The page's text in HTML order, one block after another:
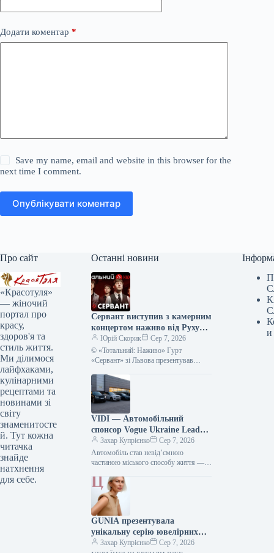
Додати коментар *
Save my name, email and website in this browser for the
next time I comment.
Опублікувати коментар
Про сайт
«Красотуля»
— жіночий
портал про
красу,
здоров'я та
стиль життя.
Ми ділимося
лайфхаками,
кулінарними
рецептами та
новинами зі
світу
знаменитосте
й. Тут кожна
читачка
знайде
натхнення
для себе.
Останні новини
Сервант виступив з камерним
концертом наживо від Руху
опору ССО – фото, відео
Юрій Скорик
Сер 7, 2026
© «Тотальний: Наживо» Гурт
«Сервант» зі Львова презентував
«Тотальний: Наживо». Запис був
створений на підтримку…
VIDI — Автомобільний
спонсор Vogue Ukraine Leaders
Gala: Які автівки будуть
представлені на події
Захар Купрієнко
Сер 7, 2026
Автомобіль став невід’ємною
частиною міського способу життя —
мандрівки та повсякденні справи.
Тому вибір машини…
GUNIA презентувала
унікальну серію ювелірних
виробів на честь Дня
Захар Купрієнко
Сер 7, 2026
и